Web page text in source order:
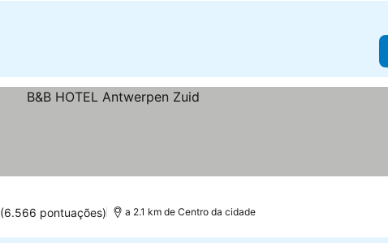
(6.566 pontuações) a 2.1 km de Centro da cidade